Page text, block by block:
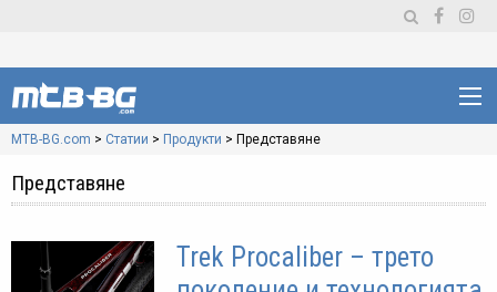
MTB-BG.com > Статии > Продукти > Представяне
Представяне
Trek Procaliber – трето